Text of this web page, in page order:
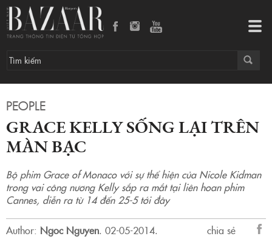
PEOPLE
GRACE KELLY SỐNG LẠI TRÊN
MÀN BẠC
Bộ phim Grace of Monaco với sự thể hiện của Nicole Kidman
trong vai công nương Kelly sắp ra mắt tại liên hoan phim
Cannes, diễn ra từ 14 đến 25-5 tới đây
Author: Ngoc Nguyen. 02-05-2014.
chia sẻ